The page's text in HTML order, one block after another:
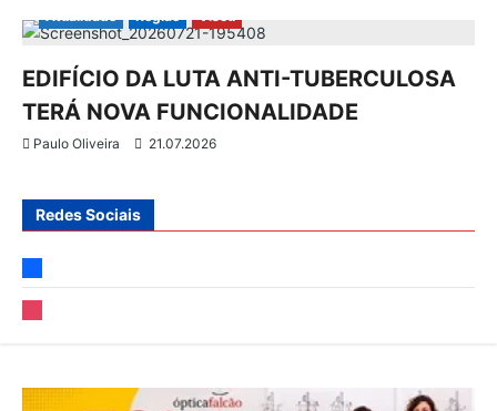
i
g
o
EDIFÍCIO DA LUTA ANTI-TUBERCULOSA
TERÁ NOVA FUNCIONALIDADE
Paulo Oliveira 21.07.2026
Redes Sociais